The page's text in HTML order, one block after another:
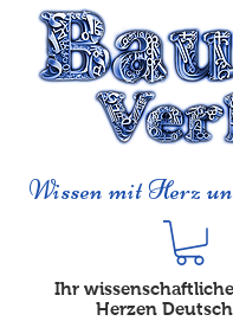
Wissen mit Herz
Ihr
Herzen